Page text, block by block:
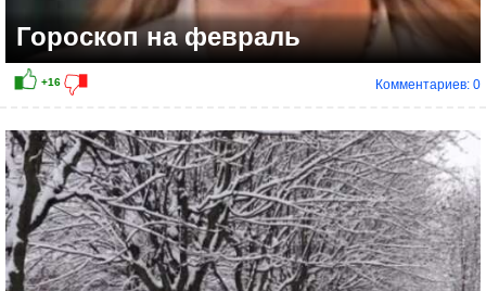
+6
Гороскоп на февраль
Комментариев: 0